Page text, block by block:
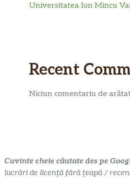
Universitatea Ion Mincu
Recent
Niciun comentariu de
Cuvinte cheie căutate des pe
lucrări de licență fără țeapă /